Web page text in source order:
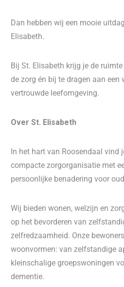
Dan hebben wij een mooie
Elisabeth.
Bij St. Elisabeth krijg je de
de zorg én bij te dragen aan een
vertrouwde leefomgeving.
Over St. Elisabeth
In het hart van Roosendaal vind
compacte zorgorganisatie met
persoonlijke benadering voor
Wij bieden wonen, welzijn en
op het bevorderen van
zelfredzaamheid. Onze
woonvormen: van zelfstandige
kleinschalige groepswoningen
dementie.